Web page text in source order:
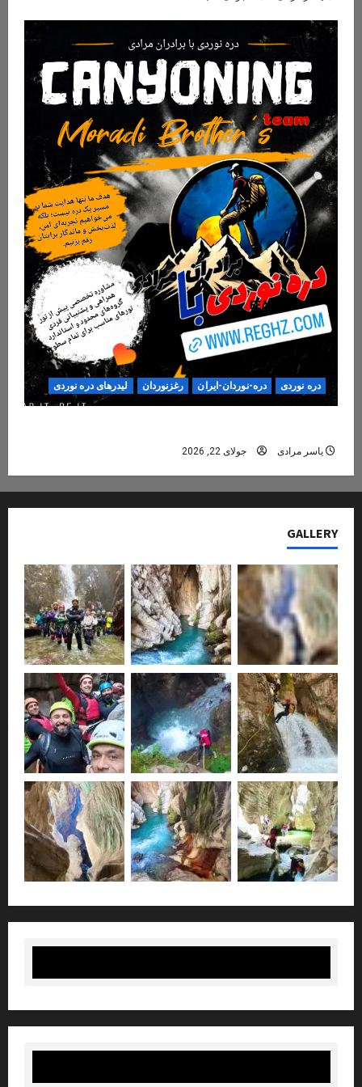
دره نوردی دره-نوردان-ایران رغزنوردان لیدرهای دره نوردی
یاسر مرادی جولای 22, 2026
GALLERY